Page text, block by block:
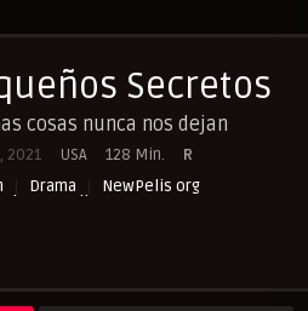
Secretos
cosas nunca nos dejan
2021 USA 128 Min.
R
Drama
NewPelis org
Castellano